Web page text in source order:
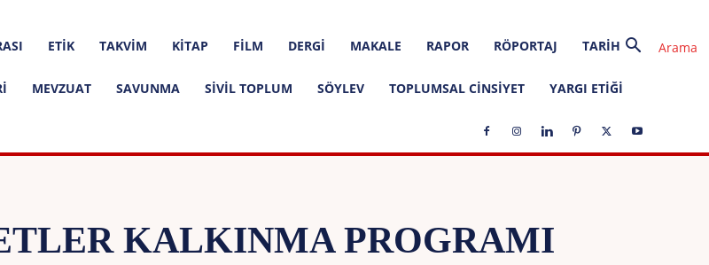
ETIK TAKVIM KITAP FILM DERGI MAKALE RAPOR RÖPORTAJ TARIH
MEVZUAT SAVUNMA SIVIL TOPLUM SÖYLEV TOPLUMSAL CINSIYET YARGI ETIĞI
KALKINMA PROGRAMI